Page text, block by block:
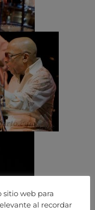
sitio web para
al recordar